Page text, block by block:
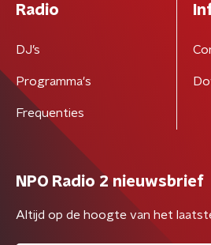
Radio
DJ’s
Programma's
Frequenties
NPO Radio 2 nieuwsbrief
Altijd op de hoogte van het